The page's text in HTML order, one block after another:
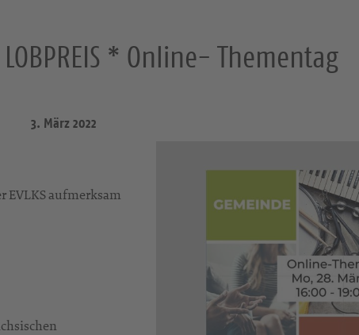
LOBPREIS * Online- Thementag
3. März 2022
EVLKS aufmerksam